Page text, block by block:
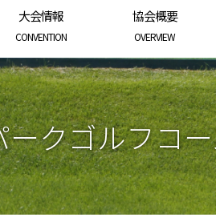
大会情報
CONVENTION
協会概要
OVERVIEW
ークゴルフコ